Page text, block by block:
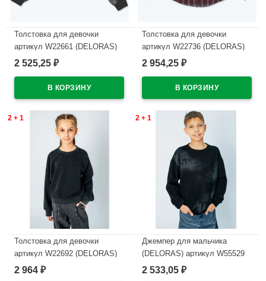
Толстовка для девочки
артикул W22661 (DELORAS)
размер цвет черный
2 525,25 ₽
Толстовка для девочки
артикул W22736 (DELORAS)
размер цвет черный
2 954,25 ₽
2 + 1
Толстовка для девочки
артикул W22692 (DELORAS)
размер цвет черный
2 964 ₽
2 + 1
Джемпер для мальчика
(DELORAS) артикул W55529
размер 34/134-44/164 цвет
2 533,05 ₽